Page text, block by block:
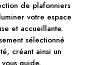
de plafonniers
votre espace
et accueillante.
sélectionné
créant ainsi un